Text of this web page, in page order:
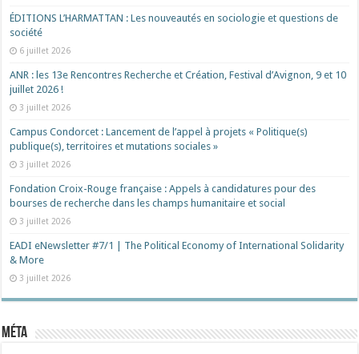
ÉDITIONS L’HARMATTAN : Les nouveautés en sociologie et questions de
société
6 juillet 2026
ANR : les 13e Rencontres Recherche et Création, Festival d’Avignon, 9 et 10
juillet 2026 !
3 juillet 2026
Campus Condorcet : Lancement de l’appel à projets « Politique(s)
publique(s), territoires et mutations sociales »
3 juillet 2026
Fondation Croix-Rouge française : Appels à candidatures pour des
bourses de recherche dans les champs humanitaire et social
3 juillet 2026
EADI eNewsletter #7/1 | The Political Economy of International Solidarity
& More
3 juillet 2026
Méta